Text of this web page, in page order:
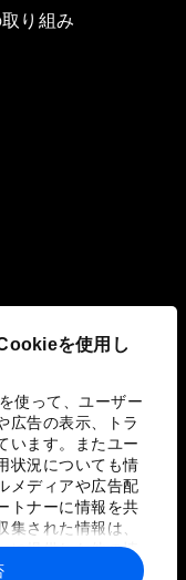
を使用し
使って、ユーザー
広告の表示、トラ
います。またユー
状況についても情
メディアや広告配
トナーに情報を共
された情報は、
に提供した他の情
スを使用した際
り組み